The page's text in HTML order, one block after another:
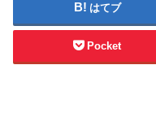
はてブ
Pocket